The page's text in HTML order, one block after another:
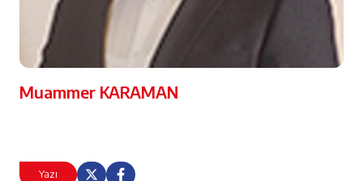
Yazı
Muammer KARAMAN